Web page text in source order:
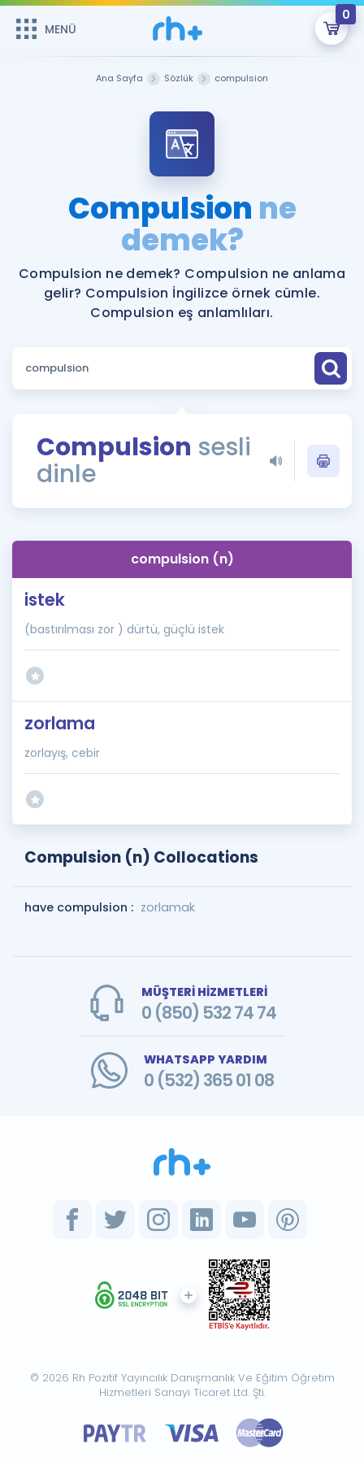
MENÜ
0
Şifremi Hatırlamıyorum
Sepetin Şu An Boş.
Remzi Hoca ile seni sınava hazırlayacak onlarca eğitim seni
bekliyor!
MENÜ
Katılımcı Görüşleri
Faydalı Araçlar
Ücretsiz Kaynaklar
Puan Hesaplama
ÖSYM Sınav Takvimi
Kampanyalar
İngilizce Gramer
İngilizce Gramer
Ana Sayfa Sözlük compulsion
Compulsion ne
demek?
Compulsion ne demek? Compulsion ne anlama
gelir? Compulsion İngilizce örnek cümle.
Compulsion eş anlamlıları.
Compulsion sesli
dinle
compulsion (n)
istek
(bastırılması zor ) dürtü, güçlü istek
zorlama
zorlayış, cebir
Compulsion (n) Collocations
have compulsion : zorlamak
MÜŞTERİ HİZMETLERİ
0 (850) 532 74 74
WHATSAPP YARDIM
0 (532) 365 01 08
© 2026 Rh Pozitif Yayıncılık Danışmanlık Ve Eğitim Öğretim
Hizmetleri Sanayi Ticaret Ltd. Şti.